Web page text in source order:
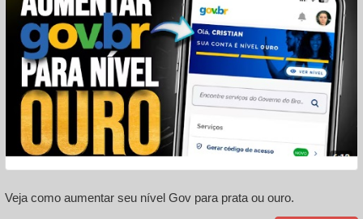
Veja como aumentar seu nível Gov para prata ou ouro.